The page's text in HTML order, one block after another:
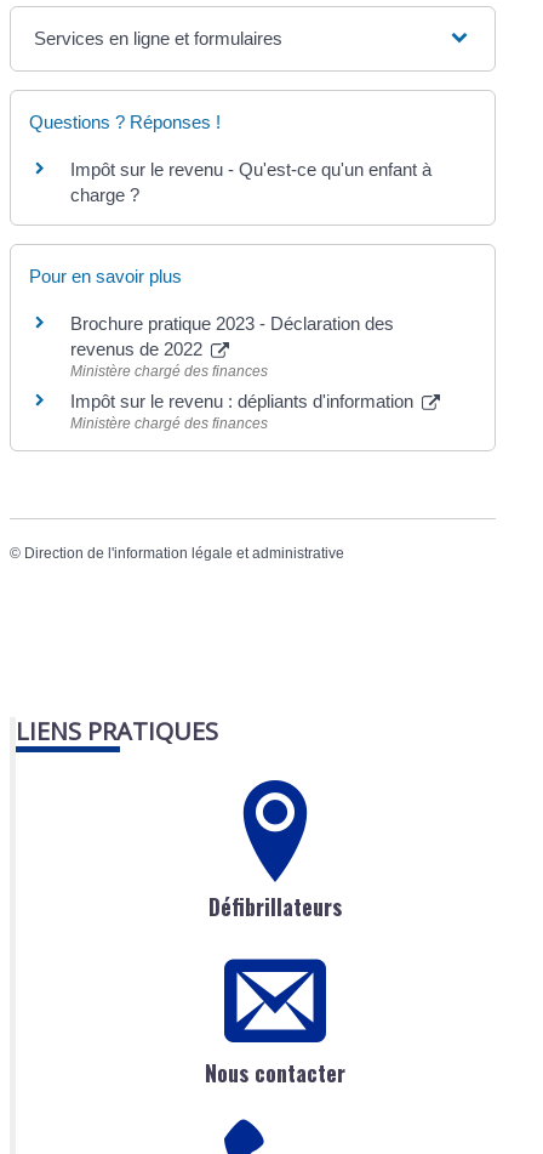
Services en ligne et formulaires
Questions ? Réponses !
Impôt sur le revenu - Qu'est-ce qu'un enfant à
charge ?
Pour en savoir plus
Brochure pratique 2023 - Déclaration des
revenus de 2022
Ministère chargé des finances
Impôt sur le revenu : dépliants d'information
Ministère chargé des finances
© Direction de l'information légale et administrative
LIENS PRATIQUES
Défibrillateurs
Nous contacter